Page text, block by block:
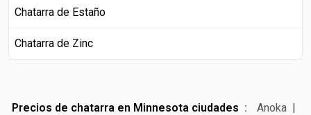
Chatarra de Estaño
Chatarra de Zinc
Precios de chatarra en Minnesota ciudades
Anoka